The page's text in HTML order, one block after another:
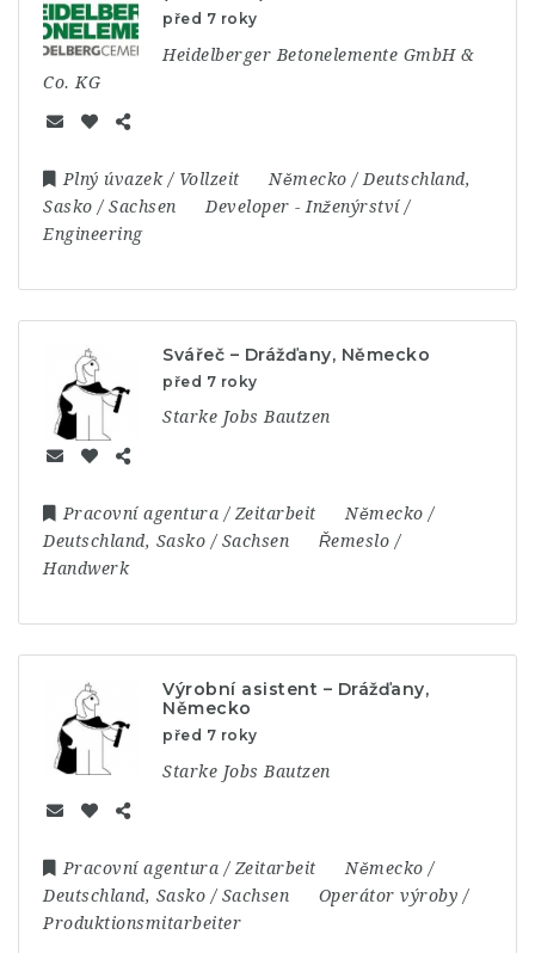
před 7 roky
Heidelberger Betonelemente GmbH &
Co. KG
Plný úvazek / Vollzeit Německo / Deutschland,
Sasko / Sachsen
Developer - Inženýrství /
Engineering
Svářeč – Drážďany, Německo
před 7 roky
Starke Jobs Bautzen
Pracovní agentura / Zeitarbeit
Německo /
Deutschland, Sasko / Sachsen
Řemeslo /
Handwerk
Výrobní asistent – Drážďany,
Německo
před 7 roky
Starke Jobs Bautzen
Pracovní agentura / Zeitarbeit
Německo /
Deutschland, Sasko / Sachsen
Operátor výroby /
Produktionsmitarbeiter